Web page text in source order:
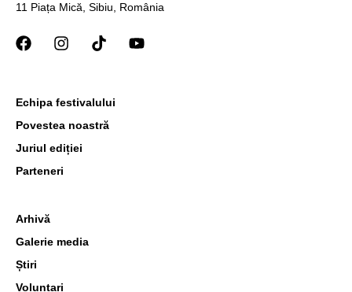
11 Piața Mică, Sibiu, România
Arhivă
Galerie media
Știri
Voluntari
Echipa festivalului
Povestea noastră
Juriul ediției
Parteneri